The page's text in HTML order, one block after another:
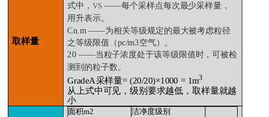
取样量
式中，VS ——每个采样点每次最少采样量，
用升表示。
Cn.m ——为相关等级规定的最大被考虑粒径
之等级限值（pc/m3空气）。
20 ——当粒子浓度处于该等级限值时，可被检
测到的粒子数。
GradeA采样量= (20/20)×1000 = 1m3
从上式中可见，级别要求越低，取样量就越
小
面积m2
洁净度级别